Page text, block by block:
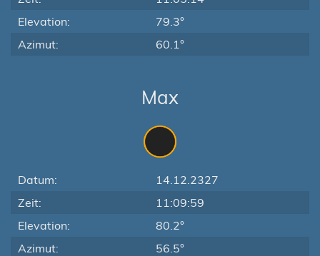
Elevation:
79.3°
Azimut:
60.1°
Max
Datum:
14.12.2327
Zeit:
11:09:59
Elevation:
80.2°
Azimut:
56.5°